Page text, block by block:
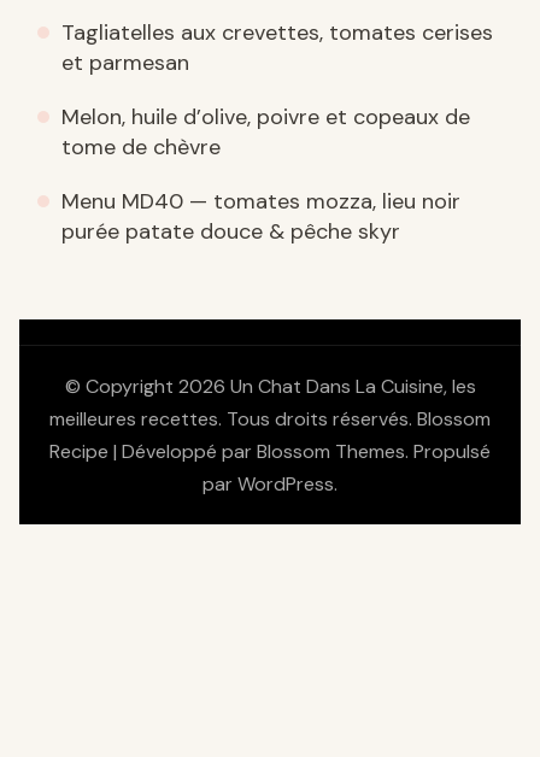
Tagliatelles aux crevettes, tomates cerises
et parmesan
Melon, huile d’olive, poivre et copeaux de
tome de chèvre
Menu MD40 — tomates mozza, lieu noir
purée patate douce & pêche skyr
© Copyright 2026 Un Chat Dans La Cuisine, les
meilleures recettes. Tous droits réservés. Blossom
Recipe | Développé par Blossom Themes. Propulsé
par WordPress.